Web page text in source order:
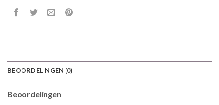
BEOORDELINGEN (0)
Beoordelingen